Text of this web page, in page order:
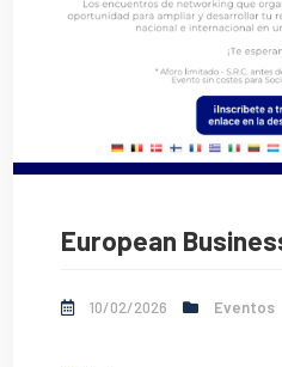
European
10/02/2026 Eventos